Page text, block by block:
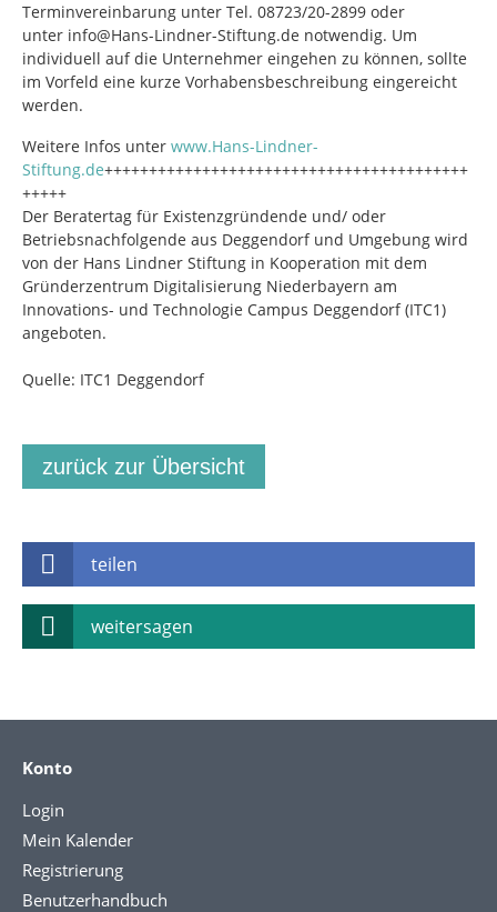
Terminvereinbarung unter Tel. 08723/20-2899 oder
unter info@Hans-Lindner-Stiftung.de notwendig. Um
individuell auf die Unternehmer eingehen zu können, sollte
im Vorfeld eine kurze Vorhabensbeschreibung eingereicht
werden.
Weitere Infos unter www.Hans-Lindner-
Stiftung.de+++++++++++++++++++++++++++++++++++++++++
+++++
Der Beratertag für Existenzgründende und/ oder
Betriebsnachfolgende aus Deggendorf und Umgebung wird
von der Hans Lindner Stiftung in Kooperation mit dem
Gründerzentrum Digitalisierung Niederbayern am
Innovations- und Technologie Campus Deggendorf (ITC1)
angeboten.
Quelle: ITC1 Deggendorf
zurück zur Übersicht
teilen
weitersagen
Konto
Login
Mein Kalender
Registrierung
Benutzerhandbuch